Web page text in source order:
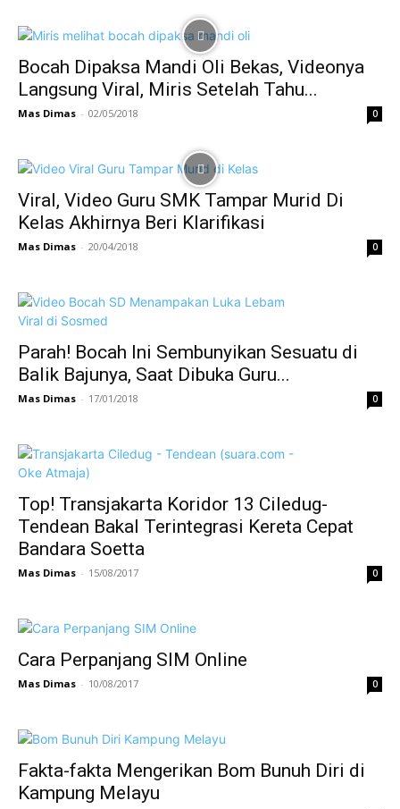
Bocah Dipaksa Mandi Oli Bekas, Videonya
Langsung Viral, Miris Setelah Tahu...
Mas Dimas - 02/05/2018 0
Viral, Video Guru SMK Tampar Murid Di
Kelas Akhirnya Beri Klarifikasi
Mas Dimas - 20/04/2018 0
Parah! Bocah Ini Sembunyikan Sesuatu di
Balik Bajunya, Saat Dibuka Guru...
Mas Dimas - 17/01/2018 0
Top! Transjakarta Koridor 13 Ciledug-
Tendean Bakal Terintegrasi Kereta Cepat
Bandara Soetta
Mas Dimas - 15/08/2017 0
Cara Perpanjang SIM Online
Mas Dimas - 10/08/2017 0
Fakta-fakta Mengerikan Bom Bunuh Diri di
Kampung Melayu